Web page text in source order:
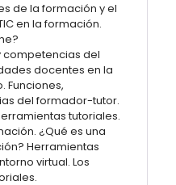
de la formación y el
en la formación.
competencias del
docentes en la
Funciones,
del formador-tutor.
tutoriales.
¿Qué es una
Herramientas
virtual. Los